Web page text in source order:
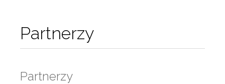
Partnerzy
Partnerzy